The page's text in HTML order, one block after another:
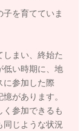
を育てていま
まい、終始た
低い時期に、地
に参加した際
があります。
く参加できるも
じような状況